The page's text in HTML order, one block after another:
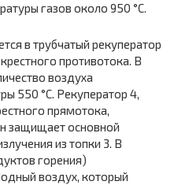
газов около 950 °С.
в трубчатый рекуператор
противотока. В
воздуха
550 °С. Рекуператор 4,
прямотока,
защищает основной
из топки 3. В
горения)
воздух, который